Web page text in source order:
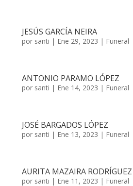
JESÚS GARCÍA NEIRA
por santi | Ene 29, 2023 | Funeral
ANTONIO PARAMO LÓPEZ
por santi | Ene 14, 2023 | Funeral
JOSÉ BARGADOS LÓPEZ
por santi | Ene 13, 2023 | Funeral
AURITA MAZAIRA RODRÍGUEZ
por santi | Ene 11, 2023 | Funeral